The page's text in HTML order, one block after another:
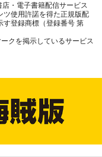
・電子書籍配信サービス
ツ使用許諾を得た正規版配
す登録商標（登録番号 第
クを掲示しているサービス